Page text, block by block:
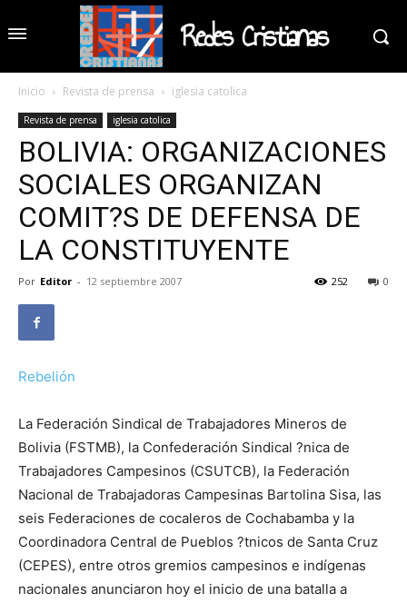
Redes Cristianas
Inicio Revista de prensa iglesia catolica
Revista de prensa iglesia catolica
BOLIVIA: ORGANIZACIONES
SOCIALES ORGANIZAN
COMIT?S DE DEFENSA DE
LA CONSTITUYENTE
Por Editor - 12 septiembre 2007 0
252
Rebelión
La Federación Sindical de Trabajadores Mineros de
Bolivia (FSTMB), la Confederación Sindical ?nica de
Trabajadores Campesinos (CSUTCB), la Federación
Nacional de Trabajadoras Campesinas Bartolina Sisa, las
seis Federaciones de cocaleros de Cochabamba y la
Coordinadora Central de Pueblos ?tnicos de Santa Cruz
(CEPES), entre otros gremios campesinos e indígenas
nacionales anunciaron hoy el inicio de una batalla a